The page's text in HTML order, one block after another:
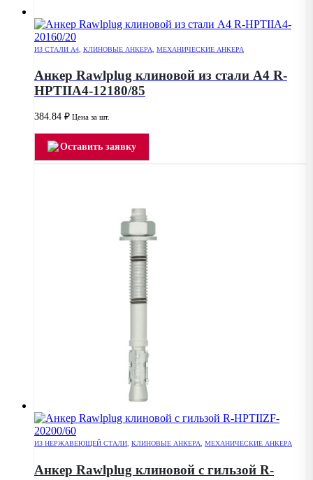
ИЗ СТАЛИ А4 КЛИНОВЫЕ АНКЕРА МЕХАНИЧЕСКИЕ АНКЕРА
Анкер Rawlplug клиновой из стали А4 R-
HPTIIA4-12180/85
384.84 ₽ Цена за шт.
Оставить заявку
ИЗ НЕРЖАВЕЮЩЕЙ СТАЛИ, КЛИНОВЫЕ АНКЕРА, МЕХАНИЧЕСКИЕ АНКЕРА
Анкер Rawlplug клиновой с гильзой R-